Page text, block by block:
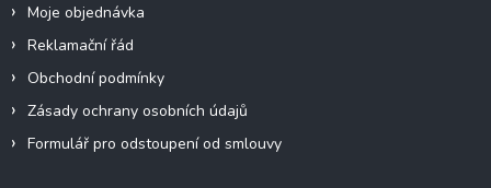
Moje objednávka
Reklamační řád
Obchodní podmínky
Zásady ochrany osobních údajů
Formulář pro odstoupení od smlouvy